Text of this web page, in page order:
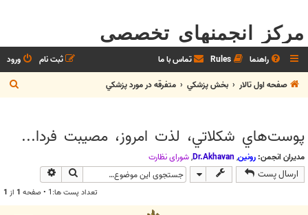
مرکز انجمنهای تخصصی
راهنما Rules تماس با ما ورود
ثبت نام
صفحه اول تالار
بخش پزشکي متفرقه در مورد پزشکي
س
پوست‌هاي شكلاتي، لذت امروز، مصيبت فردا...
مدیران انجمن: رونین,
Dr.Akhavan
,شوراي نظارت
ارسال پست جستجو
تعداد پست ها:1 • صفحه 1 از 1